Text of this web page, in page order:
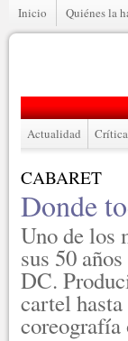
Inicio Quiénes la
Actualidad Crítica
CABARET
Donde
Uno de los
sus 50
DC.
cartel